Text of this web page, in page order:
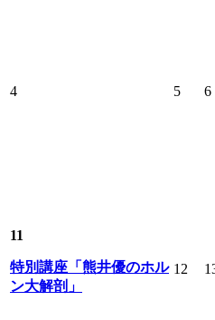
4 5 6
11
特別講座「熊井優のホル
ン大解剖」
12